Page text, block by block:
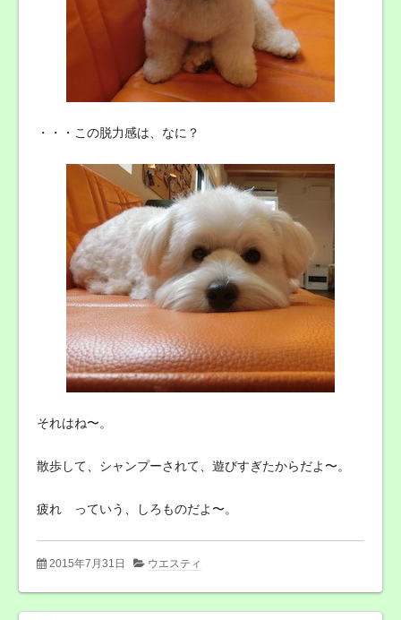
・・・この脱力感は、なに？
それはね〜。
散歩して、シャンプーされて、遊びすぎたからだよ〜。
疲れ っていう、しろものだよ〜。
2015年7月31日 ウエスティ